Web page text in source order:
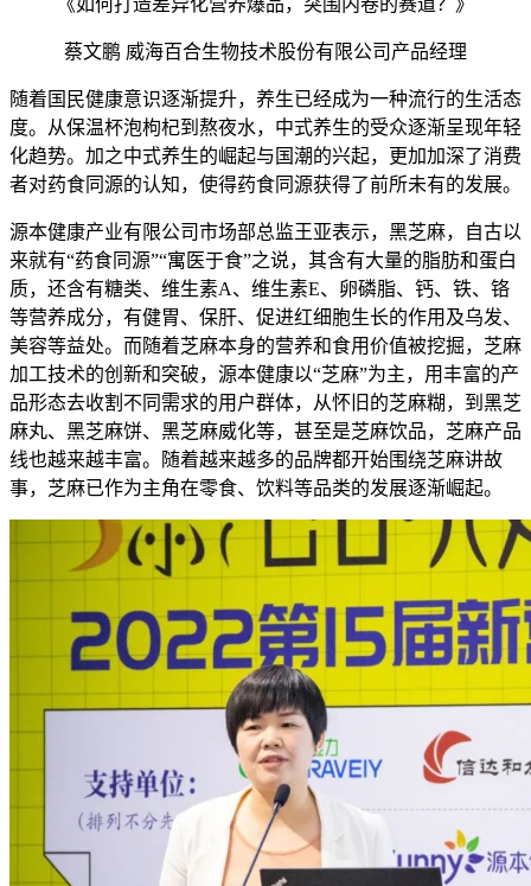
《如何打造差异化营养爆品，突围内卷的赛道？》
蔡文鹏 威海百合生物技术股份有限公司产品经理
随着国民健康意识逐渐提升，养生已经成为一种流行的生活态
度。从保温杯泡枸杞到熬夜水，中式养生的受众逐渐呈现年轻
化趋势。加之中式养生的崛起与国潮的兴起，更加加深了消费
者对药食同源的认知，使得药食同源获得了前所未有的发展。
源本健康产业有限公司市场部总监王亚表示，黑芝麻，自古以
来就有“药食同源”“寓医于食”之说，其含有大量的脂肪和蛋白
质，还含有糖类、维生素A、维生素E、卵磷脂、钙、铁、铬
等营养成分，有健胃、保肝、促进红细胞生长的作用及乌发、
美容等益处。而随着芝麻本身的营养和食用价值被挖掘，芝麻
加工技术的创新和突破，源本健康以“芝麻”为主，用丰富的产
品形态去收割不同需求的用户群体，从怀旧的芝麻糊，到黑芝
麻丸、黑芝麻饼、黑芝麻威化等，甚至是芝麻饮品，芝麻产品
线也越来越丰富。随着越来越多的品牌都开始围绕芝麻讲故
事，芝麻已作为主角在零食、饮料等品类的发展逐渐崛起。